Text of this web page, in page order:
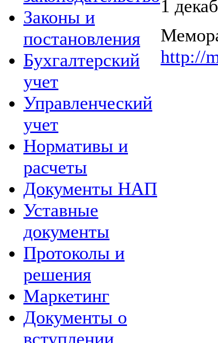
Законы и
постановления
Бухгалтерский
учет
Управленческий
учет
Нормативы и
расчеты
Документы НАП
Уставные
документы
Протоколы и
решения
Маркетинг
Документы о
вступлении
1
http://